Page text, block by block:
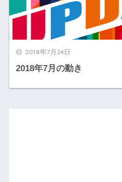
2018年7月24日
2018年7月の動き